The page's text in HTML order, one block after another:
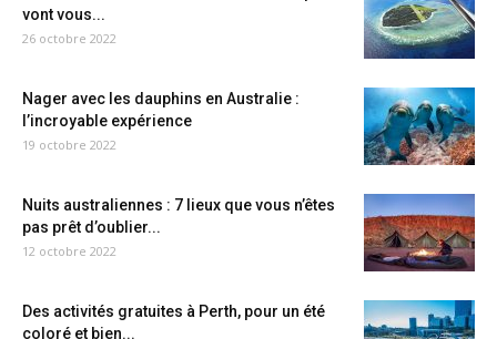
vont vous...
26 octobre 2022
Nager avec les dauphins en Australie :
l’incroyable expérience
19 octobre 2022
Nuits australiennes : 7 lieux que vous n’êtes
pas prêt d’oublier...
12 octobre 2022
Des activités gratuites à Perth, pour un été
coloré et bien...